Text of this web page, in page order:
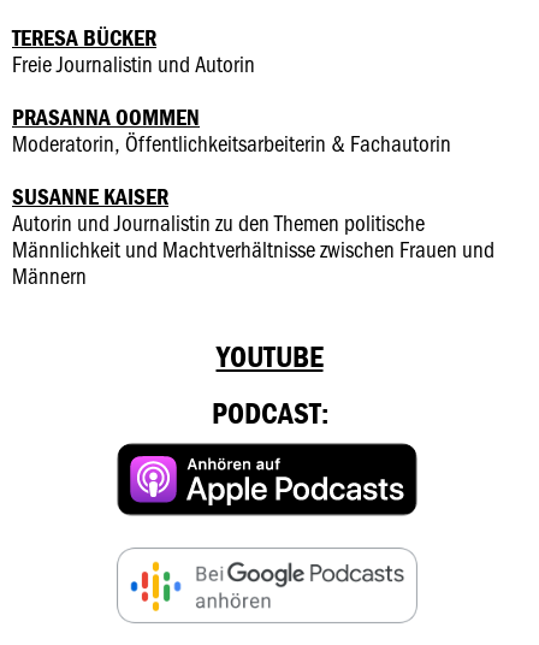
TERESA BÜCKER
Freie Journalistin und Autorin
PRASANNA OOMMEN
Moderatorin, Öffentlichkeitsarbeiterin & Fachautorin
SUSANNE KAISER
Autorin und Journalistin zu den Themen politische
Männlichkeit und Machtverhältnisse zwischen Frauen und
Männern
YOUTUBE
PODCAST: